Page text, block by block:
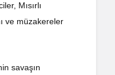
Mısırlı
ve müzakereler
savaşın